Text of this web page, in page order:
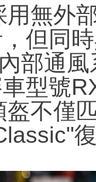
用無外
但同
部通
型號
盔不僅